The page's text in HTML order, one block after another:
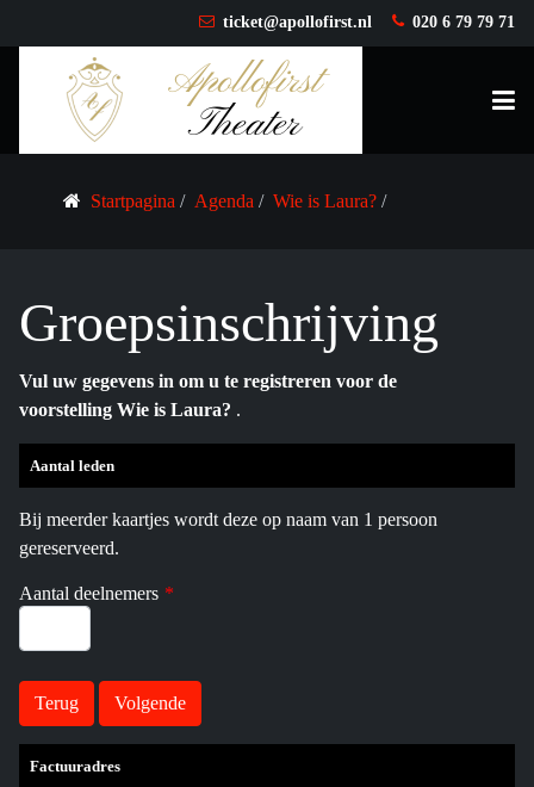
ticket@apollofirst.nl 020 6 79 79 71
Startpagina Agenda Wie is Laura?
Groepsinschrijving
Vul uw gegevens in om u te registreren voor de
voorstelling Wie is Laura? .
Aantal leden
Bij meerder kaartjes wordt deze op naam van 1 persoon
gereserveerd.
Aantal deelnemers *
Factuuradres